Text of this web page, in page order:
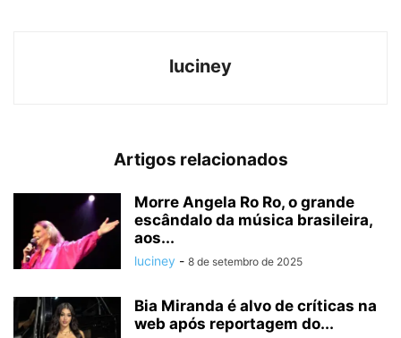
luciney
Artigos relacionados
Morre Angela Ro Ro, o grande
escândalo da música brasileira,
aos...
luciney - 8 de setembro de 2025
Bia Miranda é alvo de críticas na
web após reportagem do...